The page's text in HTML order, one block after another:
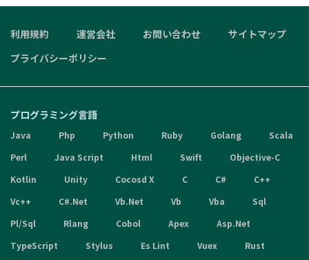
利用規約 運営会社 お問い合わせ
サイトマップ
プライバシーポリシー
プログラミング言語
Java Php Python Ruby Golang
Scala
Perl
Java Script Html Swift
Objective-C
Kotlin
Unity Cocosd X C C#
C++
Vc++
C#.Net Vb.Net Vb Vba
Sql
Pl/Sql
Rlang Cobol Apex
Asp.Net
TypeScript
Stylus Es Lint Vuex
Rust